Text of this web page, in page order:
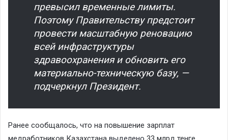
превысил временные лимиты.
Поэтому Правительству предстоит
провести масштабную реновацию
всей инфраструктуры
здравоохранения и обновить его
материально-техническую базу, —
подчеркнул Президент.
Ранее сообщалось, что на повышение зарплат